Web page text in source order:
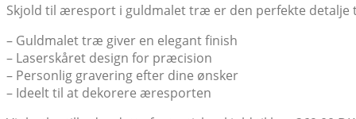
Skjold til æresport i guldmalet træ er den perfekte detalje
– Guldmalet træ giver en elegant finish
– Laserskåret design for præcision
– Personlig gravering efter dine ønsker
– Ideelt til at dekorere æresporten